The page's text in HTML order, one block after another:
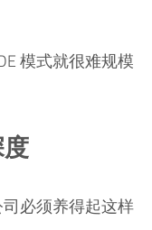
模式就很难规模
必须养得起这样